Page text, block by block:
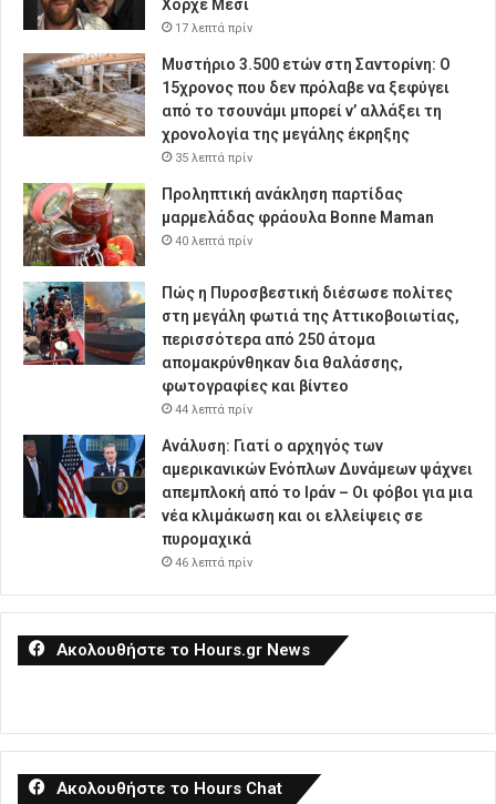
Χόρχε Μέσι
17 λεπτά πρίν
Μυστήριο 3.500 ετών στη Σαντορίνη: Ο
15χρονος που δεν πρόλαβε να ξεφύγει
από το τσουνάμι μπορεί ν’ αλλάξει τη
χρονολογία της μεγάλης έκρηξης
35 λεπτά πρίν
Προληπτική ανάκληση παρτίδας
μαρμελάδας φράουλα Bonne Maman
40 λεπτά πρίν
Πώς η Πυροσβεστική διέσωσε πολίτες
στη μεγάλη φωτιά της Αττικοβοιωτίας,
περισσότερα από 250 άτομα
απομακρύνθηκαν δια θαλάσσης,
φωτογραφίες και βίντεο
44 λεπτά πρίν
Ανάλυση: Γιατί ο αρχηγός των
αμερικανικών Ενόπλων Δυνάμεων ψάχνει
απεμπλοκή από το Ιράν – Οι φόβοι για μια
νέα κλιμάκωση και οι ελλείψεις σε
πυρομαχικά
46 λεπτά πρίν
Ακολουθήστε το Hours.gr News
Ακολουθήστε το Hours Chat